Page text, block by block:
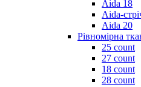
Aida 18
Aida-
Aida 20
Рівномірна
25 count
27 count
18 count
28 count